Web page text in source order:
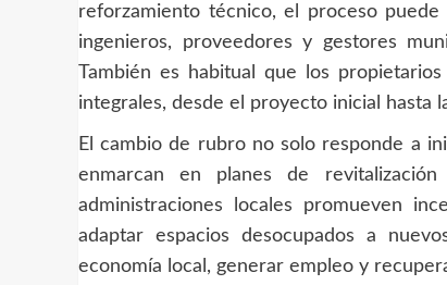
reforzamiento técnico, el proceso
ingenieros, proveedores y gestores
También es habitual que los
integrales, desde el proyecto inicial hasta
El cambio de rubro no solo responde a
enmarcan en planes de
administraciones locales promueven
adaptar espacios desocupados a
economía local, generar empleo y